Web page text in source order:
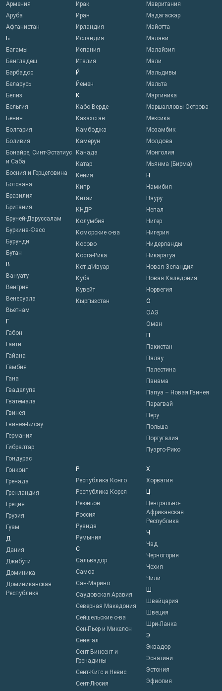
Армения
Аруба
Афганистан
Б
Багамы
Бангладеш
Барбадос
Беларусь
Белиз
Бельгия
Бенин
Болгария
Боливия
Бонайре, Синт-Эстатиус
и Саба
Босния и Герцеговина
Ботсвана
Бразилия
Британия
Бруней-Даруссалам
Буркина-Фасо
Бурунди
Бутан
В
Вануату
Венгрия
Венесуэла
Вьетнам
Г
Габон
Гаити
Гайана
Гамбия
Гана
Гваделупа
Гватемала
Гвинея
Гвинея-Бисау
Германия
Гибралтар
Гондурас
Гонконг
Гренада
Гренландия
Греция
Грузия
Гуам
Д
Дания
Джибути
Доминика
Доминиканская
Республика
Ирак
Иран
Ирландия
Исландия
Испания
Италия
Й
Йемен
К
Кабо-Верде
Казахстан
Камбоджа
Камерун
Канада
Катар
Кения
Кипр
Китай
КНДР
Колумбия
Коморские о-ва
Косово
Коста-Рика
Кот-д’Ивуар
Куба
Кувейт
Кыргызстан
Мавритания
Мадагаскар
Майотта
Малави
Малайзия
Мали
Мальдивы
Мальта
Мартиника
Маршалловы Острова
Мексика
Мозамбик
Молдова
Монголия
Мьянма (Бирма)
Н
Намибия
Науру
Непал
Нигер
Нигерия
Нидерланды
Никарагуа
Новая Зеландия
Новая Каледония
Норвегия
О
ОАЭ
Оман
П
Пакистан
Палау
Палестина
Панама
Папуа – Новая Гвинея
Парагвай
Перу
Польша
Португалия
Пуэрто-Рико
Р
Республика Конго
Республика Корея
Реюньон
Россия
Руанда
Румыния
С
Сальвадор
Самоа
Сан-Марино
Саудовская Аравия
Северная Македония
Сейшельские о-ва
Сен-Пьер и Микелон
Сенегал
Сент-Винсент и
Гренадины
Сент-Китс и Невис
Сент-Люсия
Х
Хорватия
Ц
Центрально-
Африканская
Республика
Ч
Чад
Черногория
Чехия
Чили
Ш
Швейцария
Швеция
Шри-Ланка
Э
Эквадор
Эсватини
Эстония
Эфиопия